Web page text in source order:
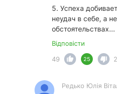
5. Успеха
неудач в себе, а
обстоятельствах...
Відповісти
49
25
Редько Юлія